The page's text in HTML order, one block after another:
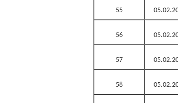
55
56
57
58